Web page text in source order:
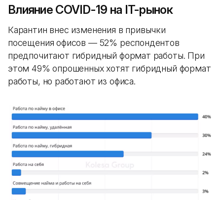
Влияние COVID-19 на IT-рынок
Карантин внес изменения в привычки
посещения офисов — 52% респондентов
предпочитают гибридный формат работы. При
этом 49% опрошенных хотят гибридный формат
работы, но работают из офиса.